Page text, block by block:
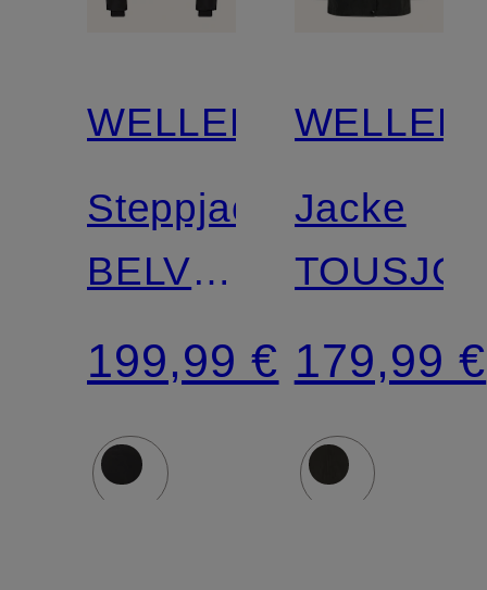
WELLENSTEYN
Steppjacke
BELVITINI
SHORT
199,99 €
Jacke
179,99 €